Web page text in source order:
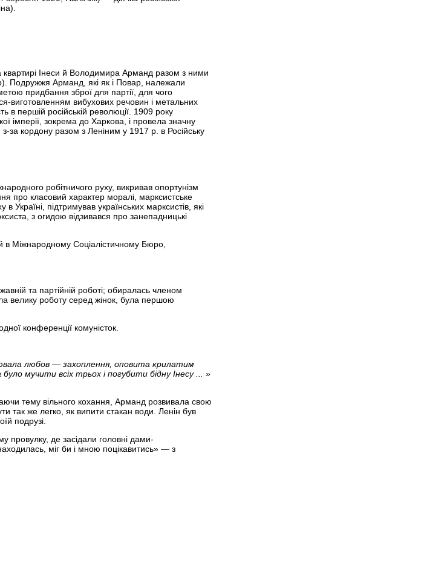
квартирі Інеси й Володимира Арманд разом з ними
Подружжя Арманд, які як і Повар, належали
придбання зброї для партії, для чого
виготовленням вибухових речовин і метальних
в першій російській революції. 1909 року
імперії, зокрема до Харкова, і провела значну
з-за кордону разом з Леніним у 1917 р. в Російську
робітничого руху, викривав опортунізм
про класовий характер моралі, марксистське
Україні, підтримував українських марксистів, які
з огидою відзивався про занепадницькі
в Міжнародному Соціалістичному Бюро,
та партійній роботі; обиралась членом
велику роботу серед жінок, була першою
конференції комуністок.
любов — захоплення, оповита крилатим
мучити всіх трьох і погубити бідну Інесу ... »
тему вільного кохання, Арманд розвивала свою
так же легко, як випити стакан води. Ленін був
подрузі.
провулку, де засідали головні дами-
міг би і мною поцікавитись» — з